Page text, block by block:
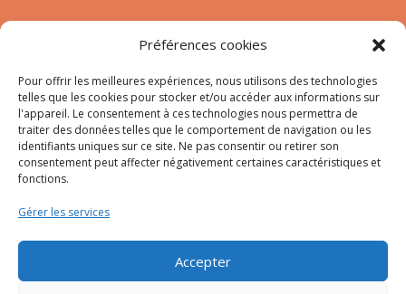
Préférences cookies
Pour offrir les meilleures expériences, nous utilisons des technologies
telles que les cookies pour stocker et/ou accéder aux informations sur
l'appareil. Le consentement à ces technologies nous permettra de
traiter des données telles que le comportement de navigation ou les
identifiants uniques sur ce site. Ne pas consentir ou retirer son
consentement peut affecter négativement certaines caractéristiques et
fonctions.
Gérer les services
Accepter
Nous contacter
Mail:secretariat-mairie@afa.corsica
Adresse :785 Strada d’Afà – Merria 20167 Afa
© 2023 Mairie d’Afa – Réalisation